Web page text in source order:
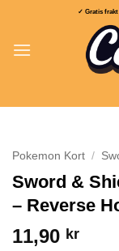
content
✓ Gratis frakt
Pokemon Kort /
Sword &
– Reverse
11,90 kr